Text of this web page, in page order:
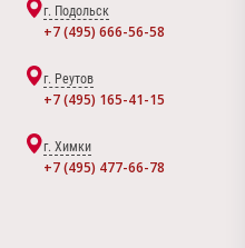
г. Подольск
+7 (495) 666-56-58
г. Реутов
+7 (495) 165-41-15
г. Химки
+7 (495) 477-66-78